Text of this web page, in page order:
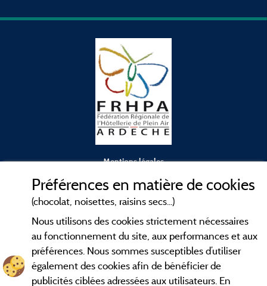
Mentions légales
Contact
CGV
Préférences en matière de cookies
(chocolat, noisettes, raisins secs...)
Nous utilisons des cookies strictement nécessaires
au fonctionnement du site, aux performances et aux
préférences. Nous sommes susceptibles d’utiliser
également des cookies afin de bénéficier de
publicités ciblées adressées aux utilisateurs. En